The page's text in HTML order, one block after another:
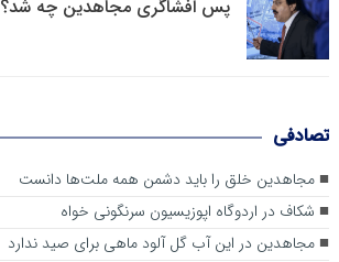
پس افشاگری مجاهدین چه شد؟
تصادفی
مجاهدین خلق را باید دشمن همه ملت‌ها دانست
شکاف در اردوگاه اپوزیسیون سرنگونی‎ خواه
مجاهدین در این آب گل آلود ماهی برای صید ندارد